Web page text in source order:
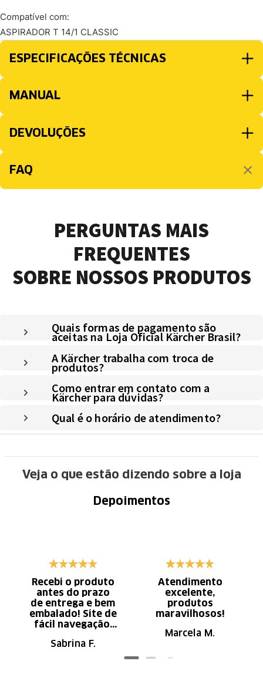
Compatível com:
ASPIRADOR T 14/1 CLASSIC
ESPECIFICAÇÕES TÉCNICAS
MANUAL
DEVOLUÇÕES
FAQ
PERGUNTAS MAIS
FREQUENTES
SOBRE NOSSOS PRODUTOS
Quais formas de pagamento são
aceitas na Loja Oficial Kärcher Brasil?
A Kärcher trabalha com troca de
produtos?
Como entrar em contato com a
Kärcher para dúvidas?
Qual é o horário de atendimento?
Veja o que estão dizendo sobre a loja
Depoimentos
Recebi o produto
antes do prazo
de entrega e bem
embalado! Site de
fácil navegação.
Sabrina F.
Atendimento
excelente,
produtos
maravilhosos!
Marcela M.